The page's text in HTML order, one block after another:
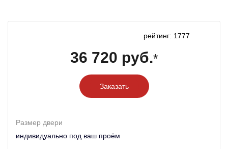
рейтинг: 1777
36 720 руб.*
Заказать
Размер двери
индивидуально под ваш проём